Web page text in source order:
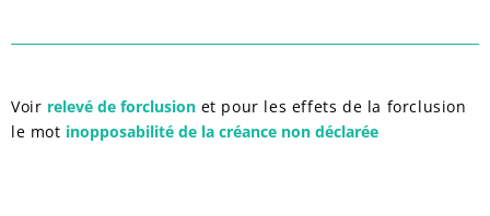
Voir relevé de forclusion et pour les effets de la forclusion
le mot inopposabilité de la créance non déclarée